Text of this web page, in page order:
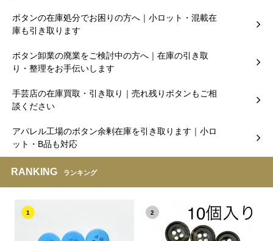
ボタンの在庫処分でお困りの方へ｜小ロット・混載在
庫も引き取ります
ボタン卸業の廃業をご検討中の方へ｜在庫の引き取
り・整理をお手伝いします
手芸店の在庫買取・引き取り｜売れ残りボタンもご相
談ください
アパレル工場のボタン余剰在庫を引き取ります｜小ロ
ット・B品も対応
RANKING ランキング
1 2